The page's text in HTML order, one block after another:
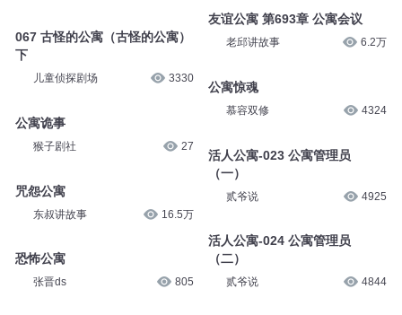
067 古怪的公寓（古怪的公寓）
下
儿童侦探剧场 3330
公寓诡事
猴子剧社 27
咒怨公寓
东叔讲故事 16.5万
恐怖公寓
张晋ds 805
友谊公寓 第693章 公寓会议
老邱讲故事 6.2万
公寓惊魂
慕容双修 4324
活人公寓-023 公寓管理员
（一）
贰爷说 4925
活人公寓-024 公寓管理员
（二）
贰爷说 4844